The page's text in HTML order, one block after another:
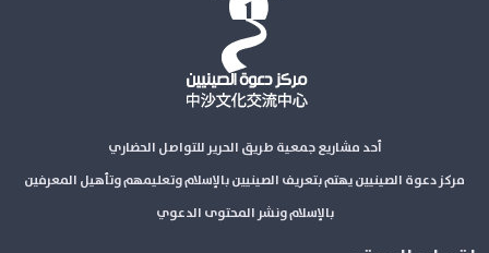
أحد مشاريع جمعية طريق الحرير للتواصل الحضاري
مركز دعوة الصينيين يهتم بتعريف الصينيين بالإسلام وتعليمهم وتأهيل المعرفين
بالإسلام ونشر المحتوى الدعوي